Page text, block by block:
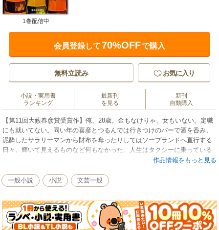
1巻配信中
会員登録して70%OFFで購入
無料立読み お気に入り
小説・実用書
ランキング
最新刊
を見る
新刊
自動購入
【第11回大藪春彦賞受賞作】俺、28歳。金もなけりゃ、女もいない。定職
にも就いてない。同い年の喜彦とつるんでは行きつけのバーで酒を呑み、
泥酔したサラリーマンから財布を奪ったりしてはソープランドへ直行する
日々。輝いて見えるものなど何もなかった。人生はタクシーに乗っている
ようなもので、全然進まなくても金だけはかかってしまう。そんな俺たち
作品情報をもっと見る
一般小説 小説 文芸一般